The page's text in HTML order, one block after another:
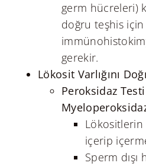
germ hücreleri)
doğru teşhis
gerekir.
Lökosit Varlığını
Peroksidaz
içerip
Sperm